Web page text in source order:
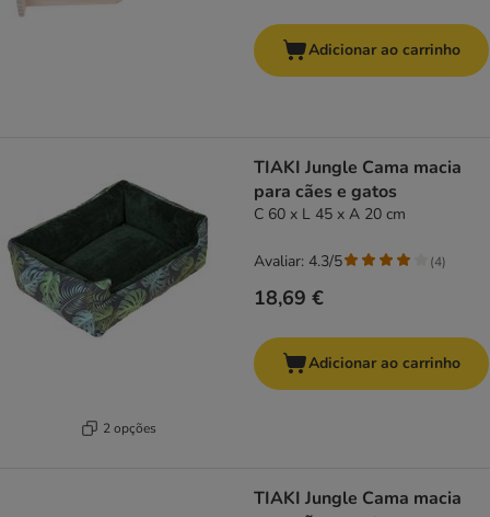
Adicionar ao carrinho
2 opções
TIAKI Jungle Cama macia
para cães e gatos
C 60 x L 45 x A 20 cm
18,69 €
Avaliar: 4.3/5 (4)
Adicionar ao carrinho
TIAKI Jungle Cama macia